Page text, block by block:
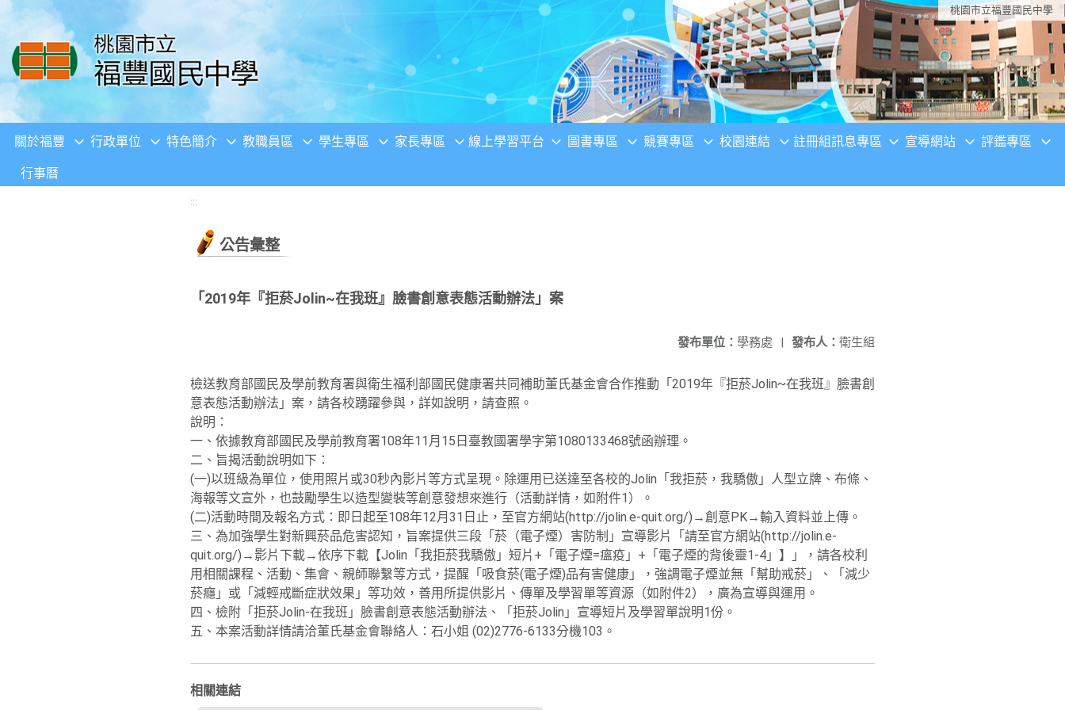
移至網頁之主要內容區位置 桃園市立福豐國民中學
關於福豐 行政單位 特色簡介 教職員區 學生專區 家長專區 線上學習平台 圖書專區 競賽專區 校園連結 註冊組訊息專區 宣導網站 評鑑專區
行事曆
:::
公告彙整
「2019年『拒菸Jolin~在我班』臉書創意表態活動辦法」案
發布人： 衛生組
發布單位： 學務處 |
檢送教育部國民及學前教育署與衛生福利部國民健康署共同補助董氏基金會合作推動「2019年『拒菸Jolin~在我班』臉書創
意表態活動辦法」案，請各校踴躍參與，詳如說明，請查照。
說明：
一、依據教育部國民及學前教育署108年11月15日臺教國署學字第1080133468號函辦理。
二、旨揭活動說明如下：
(一)以班級為單位，使用照片或30秒內影片等方式呈現。除運用已送達至各校的Jolin「我拒菸，我驕傲」人型立牌、布條、
海報等文宣外，也鼓勵學生以造型變裝等創意發想來進行（活動詳情，如附件1）。
(二)活動時間及報名方式：即日起至108年12月31日止，至官方網站(http://jolin.e-quit.org/)→創意PK→輸入資料並上傳。
三、為加強學生對新興菸品危害認知，旨案提供三段「菸（電子煙）害防制」宣導影片「請至官方網站(http://jolin.e-
quit.org/)→影片下載→依序下載【Jolin「我拒菸我驕傲」短片+「電子煙=瘟疫」+「電子煙的背後靈1-4」】」，請各校利
用相關課程、活動、集會、親師聯繫等方式，提醒「吸食菸(電子煙)品有害健康」，強調電子煙並無「幫助戒菸」、「減少
菸癮」或「減輕戒斷症狀效果」等功效，善用所提供影片、傳單及學習單等資源（如附件2），廣為宣導與運用。
四、檢附「拒菸Jolin-在我班」臉書創意表態活動辦法、「拒菸Jolin」宣導短片及學習單說明1份。
五、本案活動詳情請洽董氏基金會聯絡人：石小姐 (02)2776-6133分機103。
相關連結